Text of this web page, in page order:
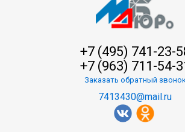
+7 (495) 741-23-
+7 (963) 711-54-
Заказать обратный
7413430@mail.ru